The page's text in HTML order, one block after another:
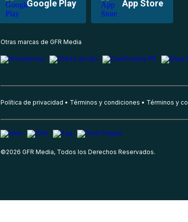
Google Play App Store
Otras marcas de GFR Media
Política de privacidad Términos y condiciones Términos y
©2026 GFR Media, Todos los Derechos Reservados.